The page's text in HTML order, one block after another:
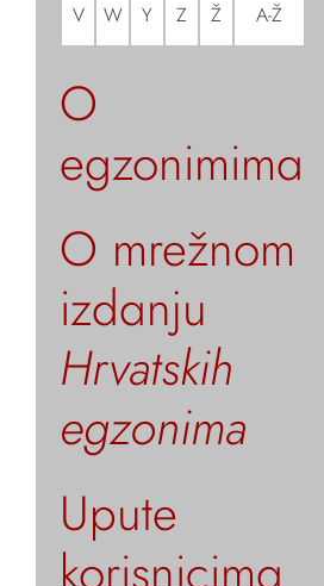
V W Y Z Ž A-Ž
O
egzonimima
O mrežnom
izdanju
Hrvatskih
egzonima
Upute